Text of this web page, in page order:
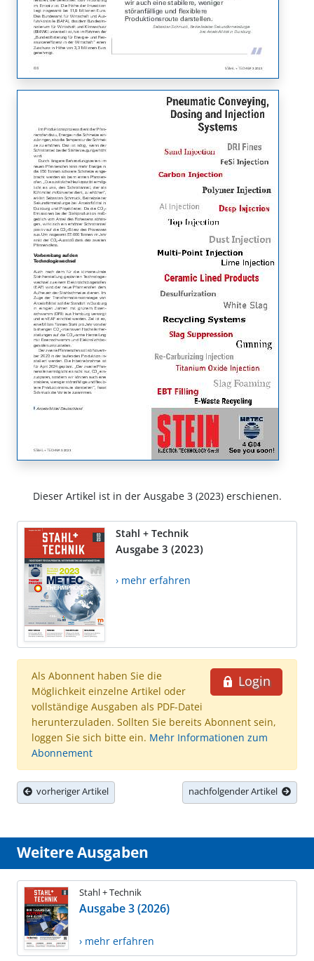
Dieser Artikel ist in der Ausgabe 3 (2023) erschienen.
Stahl + Technik
Ausgabe 3 (2023)
› mehr erfahren
Login
Als Abonnent haben Sie die
Möglichkeit einzelne Artikel oder
vollständige Ausgaben als PDF-Datei
herunterzuladen. Sollten Sie bereits Abonnent sein,
loggen Sie sich bitte ein. Mehr Informationen zum
Abonnement
vorheriger Artikel nachfolgender Artikel
Weitere Ausgaben
Stahl + Technik
Ausgabe 3 (2026)
› mehr erfahren